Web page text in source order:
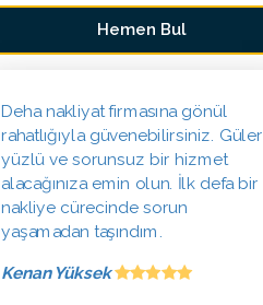
Deha nakliyat firmasına gönül
rahatlığıyla güvenebilirsiniz. Güler
yüzlü ve sorunsuz bir hizmet
alacağınıza emin olun. İlk defa bir
nakliye cürecinde sorun
yaşamadan taşındım.
Kenan Yüksek